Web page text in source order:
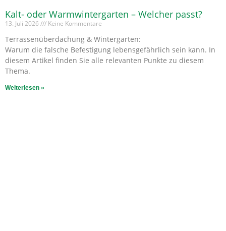
Kalt- oder Warmwintergarten – Welcher passt?
13. Juli 2026 Keine Kommentare
Terrassenüberdachung & Wintergarten:
Warum die falsche Befestigung lebensgefährlich sein kann. In
diesem Artikel finden Sie alle relevanten Punkte zu diesem
Thema.
Weiterlesen »